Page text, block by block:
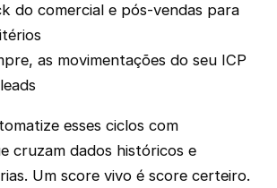
do comercial e pós-vendas para
as movimentações do seu ICP
esses ciclos com
cruzam dados históricos e
Um score vivo é score certeiro.